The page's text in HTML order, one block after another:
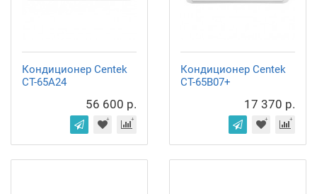
Кондиционер Centek
CT-65A24
56 600 р.
Кондиционер Centek
CT-65B07+
17 370 р.